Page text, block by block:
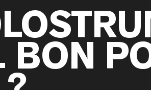
Meilleure Vente
BON